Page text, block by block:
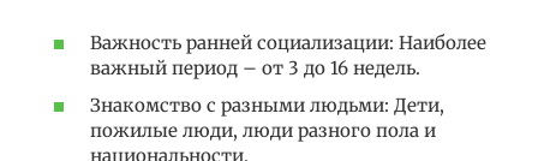
Важность ранней социализации: Наиболее
важный период – от 3 до 16 недель.
Знакомство с разными людьми: Дети,
пожилые люди, люди разного пола и
национальности.